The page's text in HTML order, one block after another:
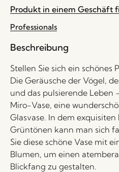
Produkt in einem Geschäft
Professionals
Beschreibung
Stellen Sie sich ein schönes
Die Geräusche der Vögel,
und das pulsierende Leben
Miro-Vase, eine
Glasvase. In dem
Grüntönen kann man sich
Sie diese schöne Vase mit
Blumen, um einen
Blickfang zu gestalten.